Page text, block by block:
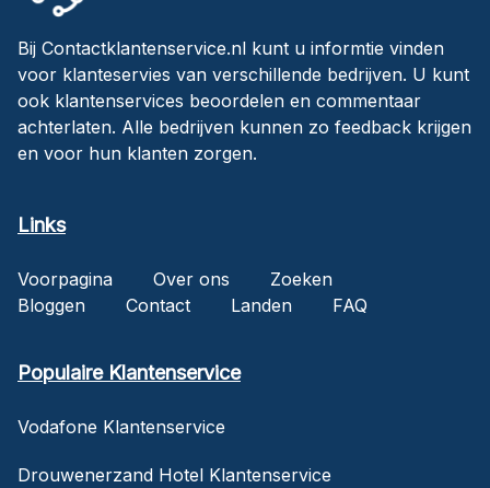
Bij Contactklantenservice.nl kunt u informtie vinden
voor klanteservies van verschillende bedrijven. U kunt
ook klantenservices beoordelen en commentaar
achterlaten. Alle bedrijven kunnen zo feedback krijgen
en voor hun klanten zorgen.
Links
Voorpagina Over ons
Zoeken
Bloggen
Contact Landen FAQ
Populaire Klantenservice
Vodafone Klantenservice
Drouwenerzand Hotel Klantenservice